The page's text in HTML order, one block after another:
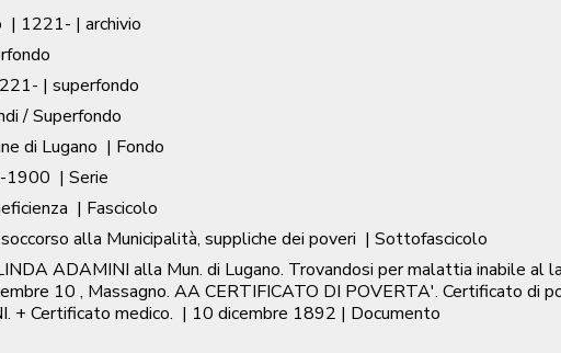
| 1221- | archivio
| superfondo
/ Superfondo
di Lugano | Fondo
1900 | Serie
| Fascicolo
alla Municipalità, suppliche dei poveri | Sottofascicolo
ADAMINI alla Mun. di Lugano. Trovandosi per malattia inabile al
10 , Massagno. AA CERTIFICATO DI POVERTA'. Certificato di
+ Certificato medico. | 10 dicembre 1892 | Documento